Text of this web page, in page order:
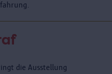
die Ausstellung